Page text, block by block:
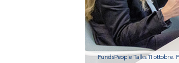
FundsPeople Talks 11 ottobre.